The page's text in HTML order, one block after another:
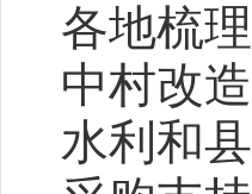
各地梳
中村改
水利和